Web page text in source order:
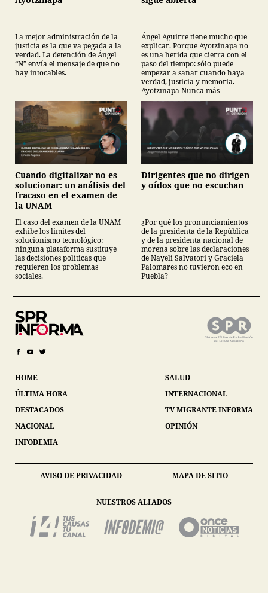
La mejor administración de la
justicia es la que va pegada a la
verdad. La detención de Ángel
“N” envía el mensaje de que no
hay intocables.
Ángel Aguirre tiene mucho que
explicar. Porque Ayotzinapa no
es una herida que cierra con el
paso del tiempo: sólo puede
empezar a sanar cuando haya
verdad, justicia y memoria.
Ayotzinapa Nunca más
Cuando digitalizar no es
solucionar: un análisis del
fracaso en el examen de
la UNAM
El caso del examen de la UNAM
exhibe los límites del
solucionismo tecnológico:
ninguna plataforma sustituye
las decisiones políticas que
requieren los problemas
sociales.
Dirigentes que no dirigen
y oídos que no escuchan
¿Por qué los pronunciamientos
de la presidenta de la República
y de la presidenta nacional de
morena sobre las declaraciones
de Nayeli Salvatori y Graciela
Palomares no tuvieron eco en
Puebla?
HOME
ÚLTIMA HORA
DESTACADOS
NACIONAL
INFODEMIA
SALUD
INTERNACIONAL
TV MIGRANTE INFORMA
OPINIÓN
AVISO DE PRIVACIDAD MAPA DE SITIO
NUESTROS ALIADOS